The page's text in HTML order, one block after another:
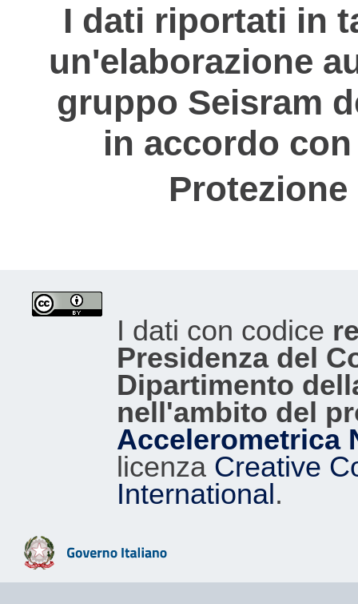
I dati riportati in
un'elaborazione
gruppo Seisram
in accordo
I dati con codice
Presidenza del
Dipartimento
nell'ambito del
Accelerometrica
licenza Creative
International.